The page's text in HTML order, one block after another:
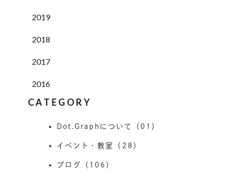
2019
2018
2017
2016
CATEGORY
Dot.Graphについて（01）
イベント・教室（28）
ブログ（106）